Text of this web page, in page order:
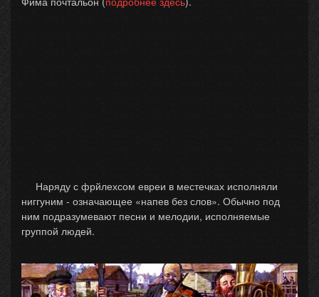
Наряду с фрйлехсом евреи в местечках исполняли
ниггуним - означающее «напев без слов». Обычно под
ним подразумевают песни и мелодии, исполняемые
группой людей.